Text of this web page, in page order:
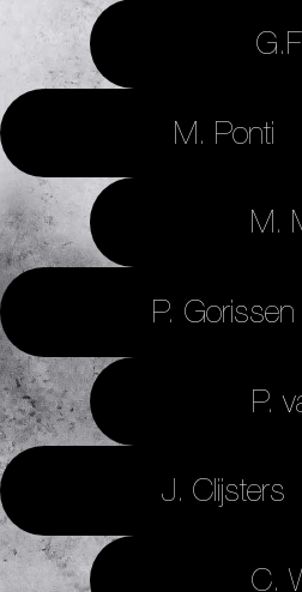
M. Ponti
M.
P. Gorissen
P.
J. Clijsters
C.